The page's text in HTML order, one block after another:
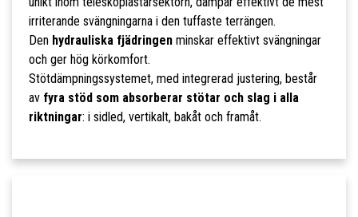
irriterande svängningarna i den tuffaste terrängen.
Den hydrauliska fjädringenminskar effektivt svängningar
och ger hög körkomfort.
Stötdämpningssystemet, med integrerad justering, består
av fyra stöd som absorberar stötar och slag i alla
riktningar: i sidled, vertikalt, bakåt och framåt.